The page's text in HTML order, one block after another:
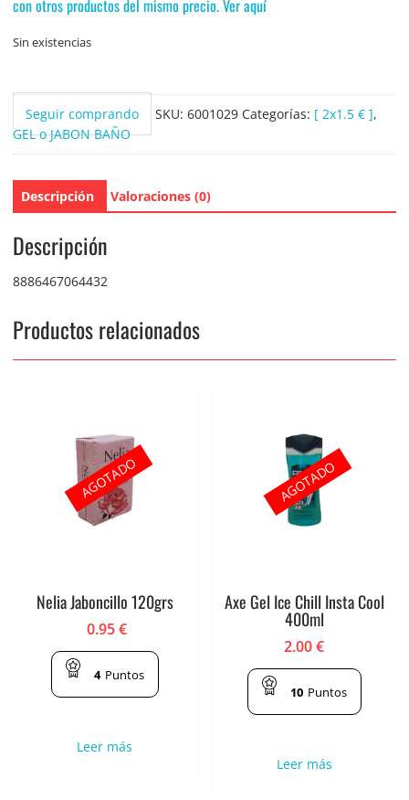
con otros productos del mismo precio. Ver aquí
Sin existencias
Seguir comprando SKU: 6001029 Categorías: [ 2x1.5 € ],
GEL o JABON BAÑO
Descripción Valoraciones (0)
Descripción
8886467064432
Productos relacionados
Nelia Jaboncillo 120grs
0.95€
4 Puntos
Leer más
AGOTADO
Axe Gel Ice Chill Insta Cool
400ml
2.00€
10 Puntos
Leer más
AGOTADO